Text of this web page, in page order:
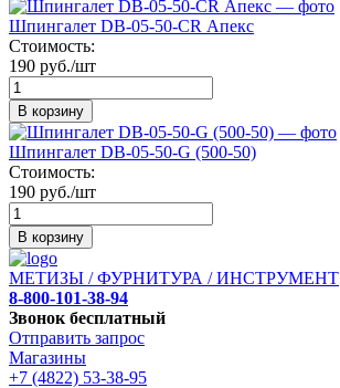
Шпингалет DB-05-50-CR Апекс
Стоимость:
190 руб./шт
В корзину
Шпингалет DB-05-50-G (500-50)
Стоимость:
190 руб./шт
В корзину
МЕТИЗЫ / ФУРНИТУРА / ИНСТРУМЕНТ
8-800-101-38-94
Звонок бесплатный
Отправить запрос
Магазины
+7 (4822) 53-38-95